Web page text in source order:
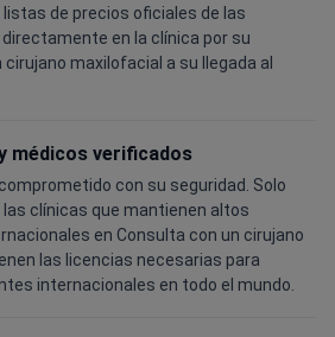
listas de precios oficiales de las
en la clínica por su
maxilofacial a su llegada al
médicos verificados
con su seguridad. Solo
clínicas que mantienen altos
en Consulta con un cirujano
las licencias necesarias para
internacionales en todo el mundo.